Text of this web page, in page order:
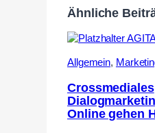
Ähnliche
Allgemein,
Crossmediales
Online gehen